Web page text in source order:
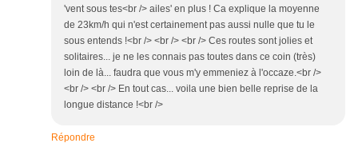
'vent sous tes<br /> ailes' en plus ! Ca explique la moyenne
de 23km/h qui n'est certainement pas aussi nulle que tu le
sous entends !<br /> <br /> <br /> Ces routes sont jolies et
solitaires... je ne les connais pas toutes dans ce coin (très)
loin de là... faudra que vous m'y emmeniez à l'occaze.<br />
<br /> <br /> En tout cas... voila une bien belle reprise de la
longue distance !<br />
Répondre